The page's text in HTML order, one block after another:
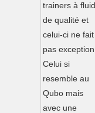
trainers à
de qualité et
celui-ci ne fait
pas
Celui si
resemble au
Qubo mais
avec une